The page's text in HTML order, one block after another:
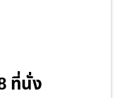
ที่นั่ง